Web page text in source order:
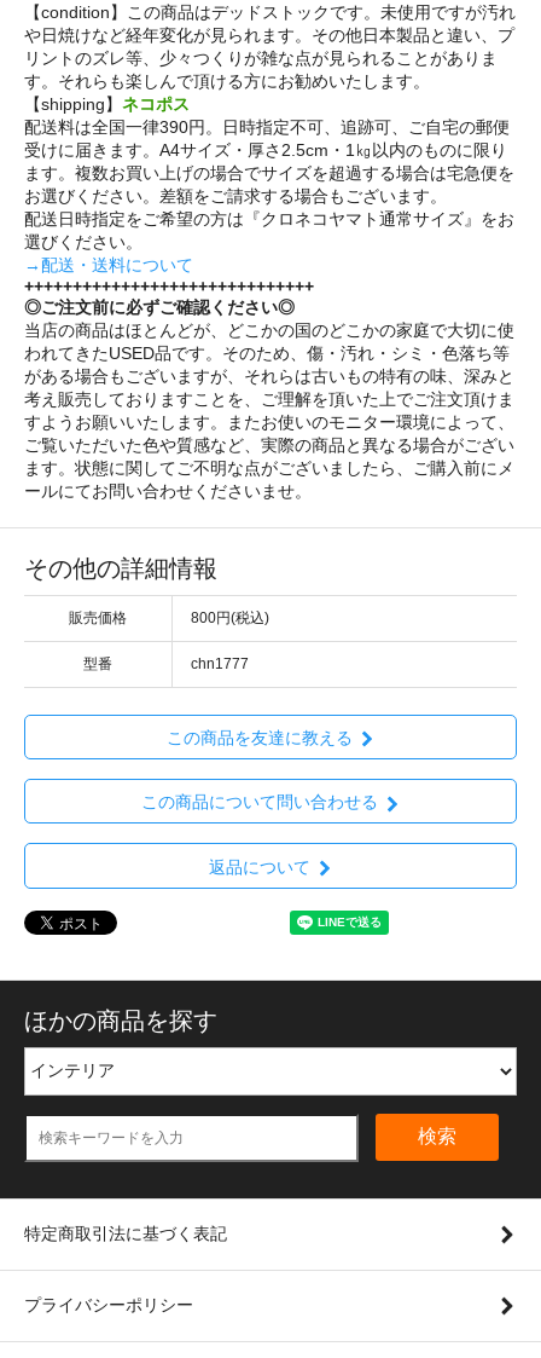
【condition】この商品はデッドストックです。未使用ですが汚れ
や日焼けなど経年変化が見られます。その他日本製品と違い、プ
リントのズレ等、少々つくりが雑な点が見られることがありま
す。それらも楽しんで頂ける方にお勧めいたします。
【shipping】 ネコポス
配送料は全国一律390円。日時指定不可、追跡可、ご自宅の郵便
受けに届きます。A4サイズ・厚さ2.5cm・1㎏以内のものに限り
ます。複数お買い上げの場合でサイズを超過する場合は宅急便を
お選びください。差額をご請求する場合もございます。
配送日時指定をご希望の方は『クロネコヤマト通常サイズ』をお
選びください。
→配送・送料について
++++++++++++++++++++++++++++++
◎ご注文前に必ずご確認ください◎
当店の商品はほとんどが、どこかの国のどこかの家庭で大切に使
われてきたUSED品です。そのため、傷・汚れ・シミ・色落ち等
がある場合もございますが、それらは古いもの特有の味、深みと
考え販売しておりますことを、ご理解を頂いた上でご注文頂けま
すようお願いいたします。またお使いのモニター環境によって、
ご覧いただいた色や質感など、実際の商品と異なる場合がござい
ます。状態に関してご不明な点がございましたら、ご購入前にメ
ールにてお問い合わせくださいませ。
その他の詳細情報
販売価格 800円(税込)
型番 chn1777
この商品を友達に教える
この商品について問い合わせる
返品について
ほかの商品を探す
検索
特定商取引法に基づく表記
プライバシーポリシー